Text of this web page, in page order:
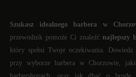
Szukasz idealnego barbera w
przewodnik pomoże Ci znaleźć najlepszy
który spełni Twoje oczekiwania.
przy wyborze barbera w Chorzowie,